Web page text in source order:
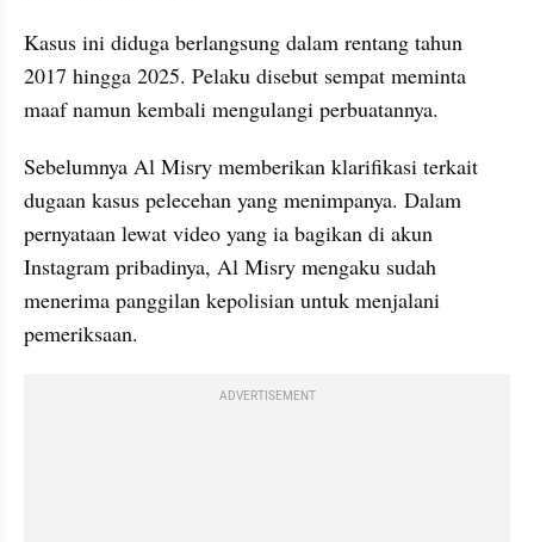
Kasus ini diduga berlangsung dalam rentang tahun
2017 hingga 2025. Pelaku disebut sempat meminta
maaf namun kembali mengulangi perbuatannya.
Sebelumnya Al Misry memberikan klarifikasi terkait
dugaan kasus pelecehan yang menimpanya. Dalam
pernyataan lewat video yang ia bagikan di akun
Instagram pribadinya, Al Misry mengaku sudah
menerima panggilan kepolisian untuk menjalani
pemeriksaan.
ADVERTISEMENT